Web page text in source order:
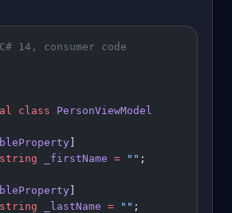
14, consumer code
class PersonViewModel
]
_firstName = "" ;
]
_lastName = "" ;